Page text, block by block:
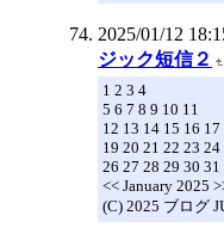
2025/01/12
ジック短信２
1 2 3 4
5 6 7 8 9 10 11
12 13 14 15 16 17
19 20 21 22 23 24
26 27 28 29 30 31
<< January 2025
(C) 2025 ブログ